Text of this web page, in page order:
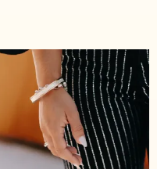
Este
tiene
Las